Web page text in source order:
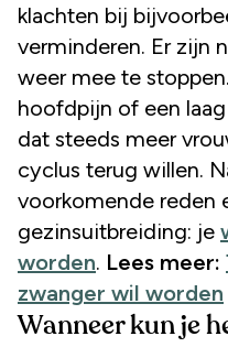
klachten bij
verminderen. Er zijn
weer mee te
hoofdpijn of een
dat steeds meer
cyclus terug willen.
voorkomende reden
gezinsuitbreiding: je
worden. Lees meer:
zwanger wil worden
Wanneer kun je